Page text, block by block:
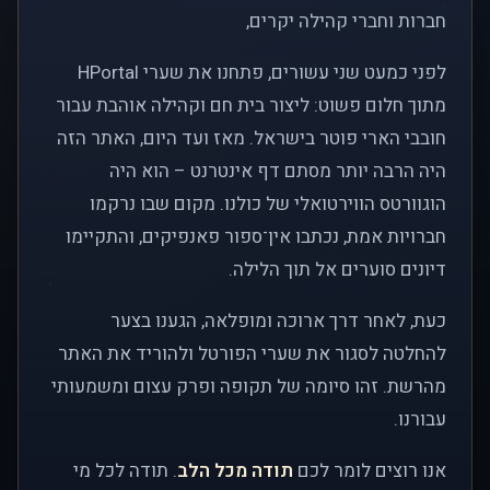
חברות וחברי קהילה יקרים,
לפני כמעט שני עשורים, פתחנו את שערי HPortal
מתוך חלום פשוט: ליצור בית חם וקהילה אוהבת עבור
חובבי הארי פוטר בישראל. מאז ועד היום, האתר הזה
היה הרבה יותר מסתם דף אינטרנט – הוא היה
הוגוורטס הווירטואלי של כולנו. מקום שבו נרקמו
חברויות אמת, נכתבו אין־ספור פאנפיקים, והתקיימו
דיונים סוערים אל תוך הלילה.
כעת, לאחר דרך ארוכה ומופלאה, הגענו בצער
להחלטה לסגור את שערי הפורטל ולהוריד את האתר
מהרשת. זהו סיומה של תקופה ופרק עצום ומשמעותי
עבורנו.
אנו רוצים לומר לכם תודה מכל הלב. תודה לכל מי